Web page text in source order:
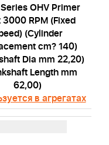
OHV Primer
RPM (Fixed
(Cylinder
cm? 140)
Dia mm 22,20)
Length mm
62,00)
в агрегатах